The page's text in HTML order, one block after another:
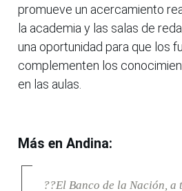
promueve un acercamiento
la academia y las salas de
una oportunidad para que los
complementen los
en las aulas.
Más en Andina:
??El Banco de la Nación, a